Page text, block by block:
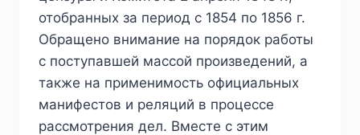
отобранных за период с 1854 по 1856 г.
Обращено внимание на порядок работы
с поступавшей массой произведений, а
также на применимость официальных
манифестов и реляций в процессе
рассмотрения дел. Вместе с этим